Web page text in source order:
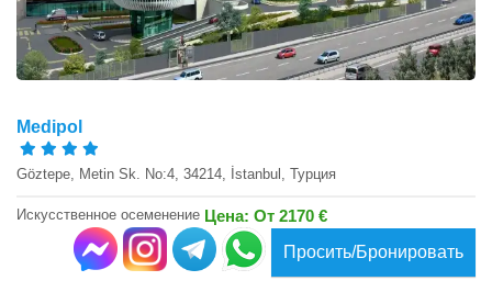
Medipol
Göztepe, Metin Sk. No:4, 34214, İstanbul, Турция
Искусственное осеменение Цена: От 2170 €
Просить/Бронировать